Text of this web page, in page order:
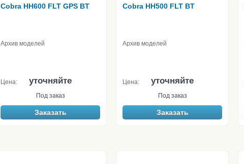
Cobra HH600 FLT GPS BT
Архив моделей
Цена: уточняйте
Под заказ
Заказать
Cobra HH500 FLT BT
Архив моделей
Цена: уточняйте
Под заказ
Заказать